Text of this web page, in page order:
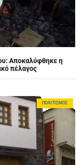
Αποκαλύφθηκε η
πέλαγος
ΠΟΛΙΤΙΣΜΌΣ